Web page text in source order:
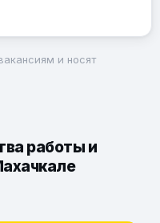
и носят
работы и